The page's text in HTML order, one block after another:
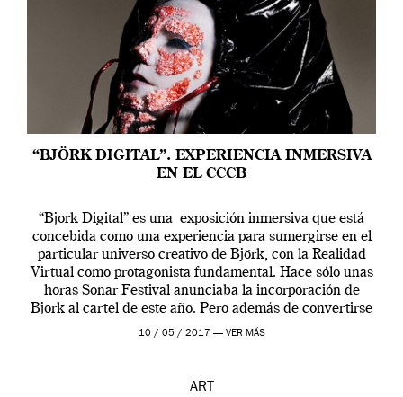
“BJÖRK DIGITAL”. EXPERIENCIA INMERSIVA
EN EL CCCB
“Bjork Digital” es una exposición inmersiva que está
concebida como una experiencia para sumergirse en el
particular universo creativo de Björk, con la Realidad
Virtual como protagonista fundamental. Hace sólo unas
horas Sonar Festival anunciaba la incorporación de
Björk al cartel de este año. Pero además de convertirse
en una de las actuaciones más relevantes […]
10 / 05 / 2017 — VER MÁS
ART